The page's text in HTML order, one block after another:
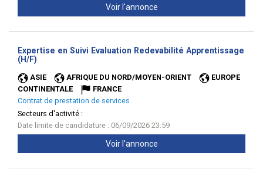
Voir l'annonce
Expertise en Suivi Evaluation Redevabilité Apprentissage
(H/F)
ASIE AFRIQUE DU NORD/MOYEN-ORIENT
EUROPE
CONTINENTALE
FRANCE
Contrat de prestation de services
Secteurs d'activité :
Date limite de candidature : 06/09/2026 23:59
Voir l'annonce